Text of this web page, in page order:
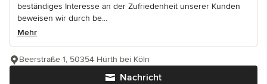
beständiges Interesse an der Zufriedenheit unserer Kunden
beweisen wir durch be...
Mehr
Nachricht
Beerstraße 1, 50354 Hürth bei Köln